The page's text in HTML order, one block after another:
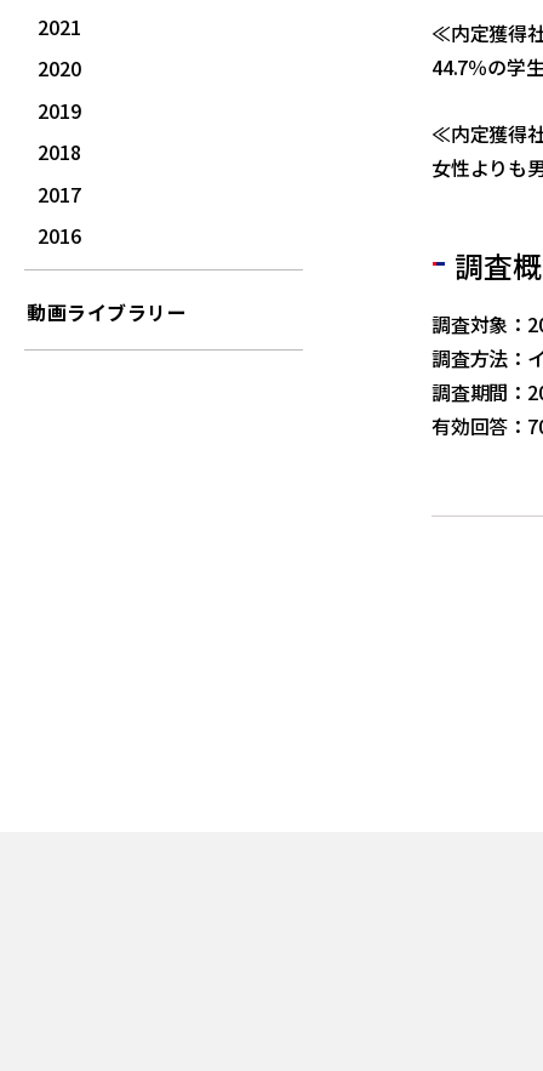
≪内定獲得
44.7％の学
≪内定獲得
女性よりも
調査
調査対象：
調査方法：
調査期間：
有効回答：
2021
2020
2019
2018
2017
2016
動画ライブラリー